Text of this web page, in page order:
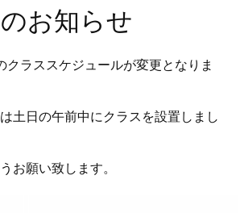
お知らせ
クラススケジュールが変更となりま
土日の午前中にクラスを設置しまし
お願い致します。